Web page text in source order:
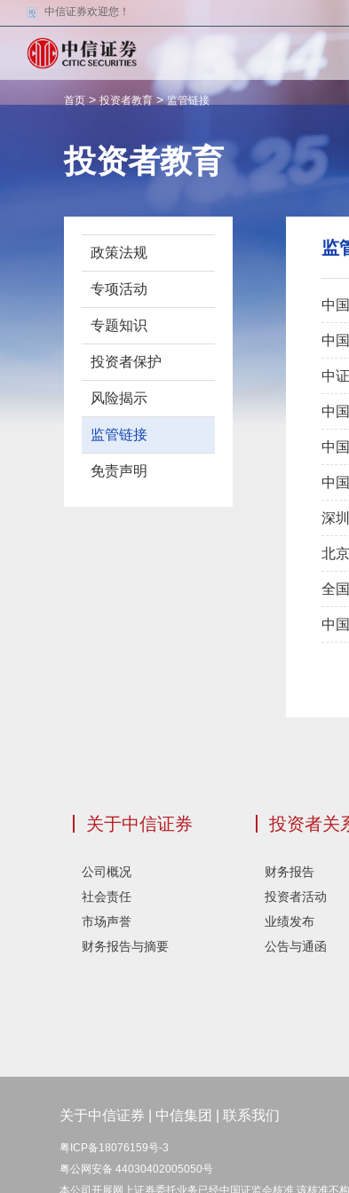
中信证券欢迎您！
首页 > 投资者教育>监管链接
投资者教育
政策法规
专项活动
专题知识
投资者保护
风险揭示
监管链接
免责声明
监
中
中
中
中
中
中
深
北
全
中
关于中信证券
公司概况
社会责任
市场声誉
财务报告与摘要
投资者关
财务报告
投资者活动
业绩发布
公告与通函
关于中信证券 中信集团 |联系我们
粤ICP备18076159号-3
粤公网安备 44030402005050号
本公司开展网上证券委托业务已经中国证监会核准 该核准不